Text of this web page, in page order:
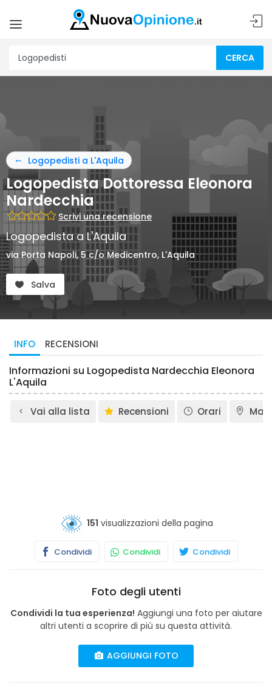
CERCA
Logopedisti a L'Aquila
Logopedista Dottoressa Eleonora
Nardecchia
Scrivi una recensione
Logopedista a L'Aquila
via Porta Napoli, 5 c/o Medicentro, L'Aquila
Salva
INFO RECENSIONI
Informazioni su Logopedista Nardecchia Eleonora
L'Aquila
Vai alla lista Recensioni Orari
151 visualizzazioni della pagina
Condividi Condividi Condividi
Foto degli utenti
Condividi la tua esperienza! Aggiungi una foto per aiutare
altri utenti a scoprire di più su questa attività.
AGGIUNGI FOTO